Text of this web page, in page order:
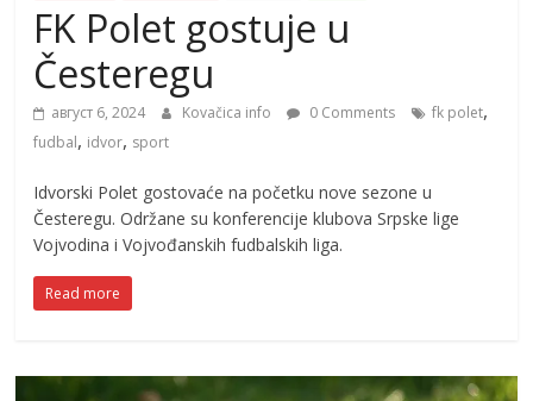
FK Polet gostuje u
Česteregu
август 6, 2024 Kovačica info 0 Comments fk polet,
fudbal, idvor, sport
Idvorski Polet gostovaće na početku nove sezone u
Česteregu. Održane su konferencije klubova Srpske lige
Vojvodina i Vojvođanskih fudbalskih liga.
Read more